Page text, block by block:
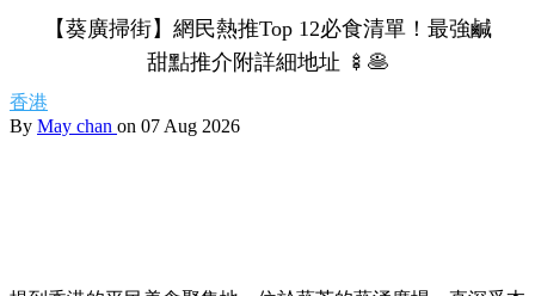
【葵廣掃街】網民熱推Top 12必食清單！最強鹹
甜點推介附詳細地址 🍢🥞
香港
By May chan on 07 Aug 2026